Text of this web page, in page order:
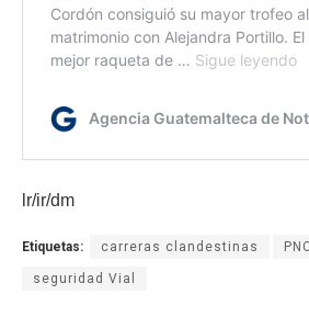
lr/ir/dm
Etiquetas: carreras clandestinas
seguridad Vial